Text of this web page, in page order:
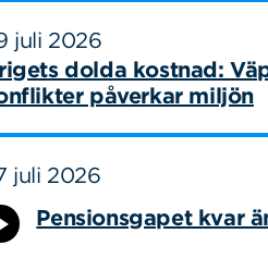
juli 2026
dolda kostnad:
påverkar miljön
juli 2026
Pensionsgapet kvar